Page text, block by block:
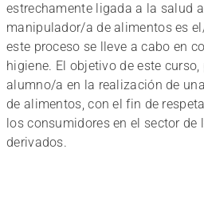
estrechamente ligada a la salud
manipulador/a de alimentos es
este proceso se lleve a cabo en
higiene. El objetivo de este
alumno/a en la realización de
de alimentos, con el fin de
los consumidores en el sector de
derivados.